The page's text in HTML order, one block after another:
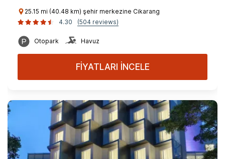
25.15 mi (40.48 km) şehir merkezine Cikarang
4.30
(504 reviews)
Otopark Havuz
FİYATLARI İNCELE